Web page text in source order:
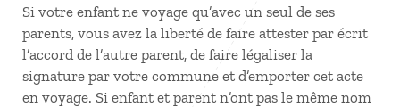
Si votre enfant ne voyage qu’avec un seul de ses
parents, vous avez la liberté de faire attester par écrit
l’accord de l’autre parent, de faire légaliser la
signature par votre commune et d’emporter cet acte
en voyage. Si enfant et parent n’ont pas le même nom